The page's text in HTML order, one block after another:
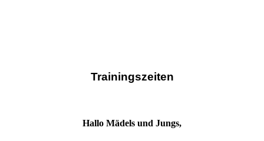
Trainingszeiten
Hallo Mädels und Jungs,